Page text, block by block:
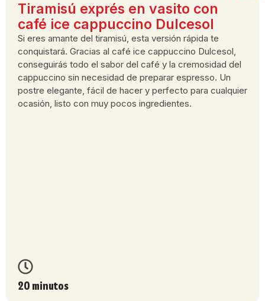
Tiramisú exprés en vasito con
café ice cappuccino Dulcesol
Si eres amante del tiramisú, esta versión rápida te
conquistará. Gracias al café ice cappuccino Dulcesol,
conseguirás todo el sabor del café y la cremosidad del
cappuccino sin necesidad de preparar espresso. Un
postre elegante, fácil de hacer y perfecto para cualquier
ocasión, listo con muy pocos ingredientes.
20 minutos